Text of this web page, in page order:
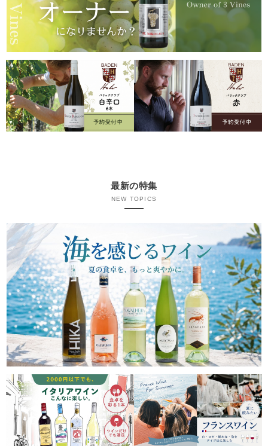
最新の特集
NEW TOPICS